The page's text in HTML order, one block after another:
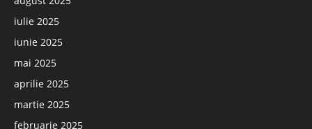
iulie 2025
iunie 2025
mai 2025
aprilie 2025
martie 2025
februarie 2025